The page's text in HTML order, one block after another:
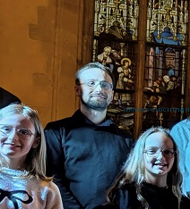
movers cincinnati